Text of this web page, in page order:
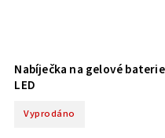
Nabíječka na gelové
LED
Vyprodáno